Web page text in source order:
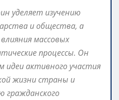
уделяет изучению
и общества, а
массовых
процессы. Он
идеи активного участия
жизни страны и
гражданского